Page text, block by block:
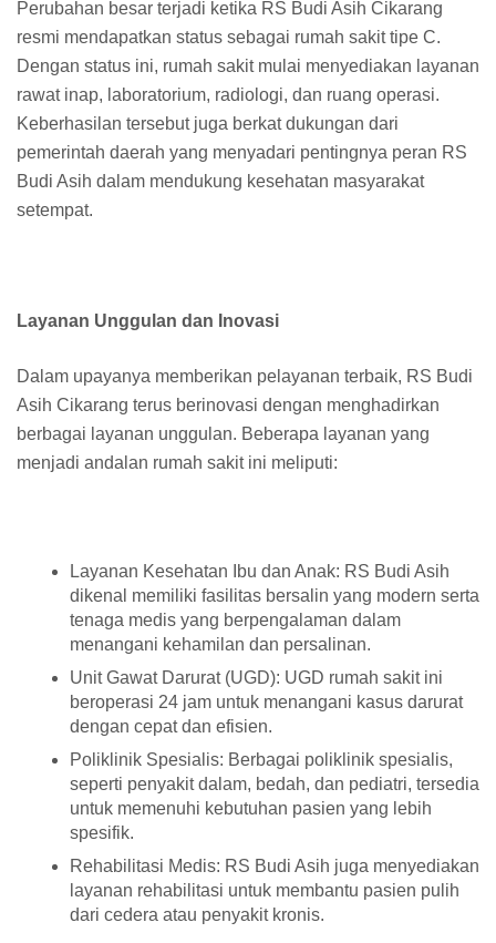
Perubahan besar terjadi ketika RS Budi Asih Cikarang
resmi mendapatkan status sebagai rumah sakit tipe C.
Dengan status ini, rumah sakit mulai menyediakan layanan
rawat inap, laboratorium, radiologi, dan ruang operasi.
Keberhasilan tersebut juga berkat dukungan dari
pemerintah daerah yang menyadari pentingnya peran RS
Budi Asih dalam mendukung kesehatan masyarakat
setempat.
Layanan Unggulan dan Inovasi
Dalam upayanya memberikan pelayanan terbaik, RS Budi
Asih Cikarang terus berinovasi dengan menghadirkan
berbagai layanan unggulan. Beberapa layanan yang
menjadi andalan rumah sakit ini meliputi:
Layanan Kesehatan Ibu dan Anak: RS Budi Asih
dikenal memiliki fasilitas bersalin yang modern serta
tenaga medis yang berpengalaman dalam
menangani kehamilan dan persalinan.
Unit Gawat Darurat (UGD): UGD rumah sakit ini
beroperasi 24 jam untuk menangani kasus darurat
dengan cepat dan efisien.
Poliklinik Spesialis: Berbagai poliklinik spesialis,
seperti penyakit dalam, bedah, dan pediatri, tersedia
untuk memenuhi kebutuhan pasien yang lebih
spesifik.
Rehabilitasi Medis: RS Budi Asih juga menyediakan
layanan rehabilitasi untuk membantu pasien pulih
dari cedera atau penyakit kronis.